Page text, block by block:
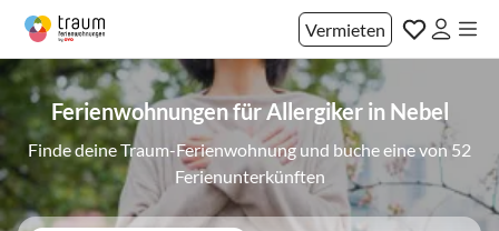
Vermieten
Ferienwohnungen für Allergiker in Nebel
Finde deine Traum-Ferienwohnung und buche eine von 52
Ferienunterkünften